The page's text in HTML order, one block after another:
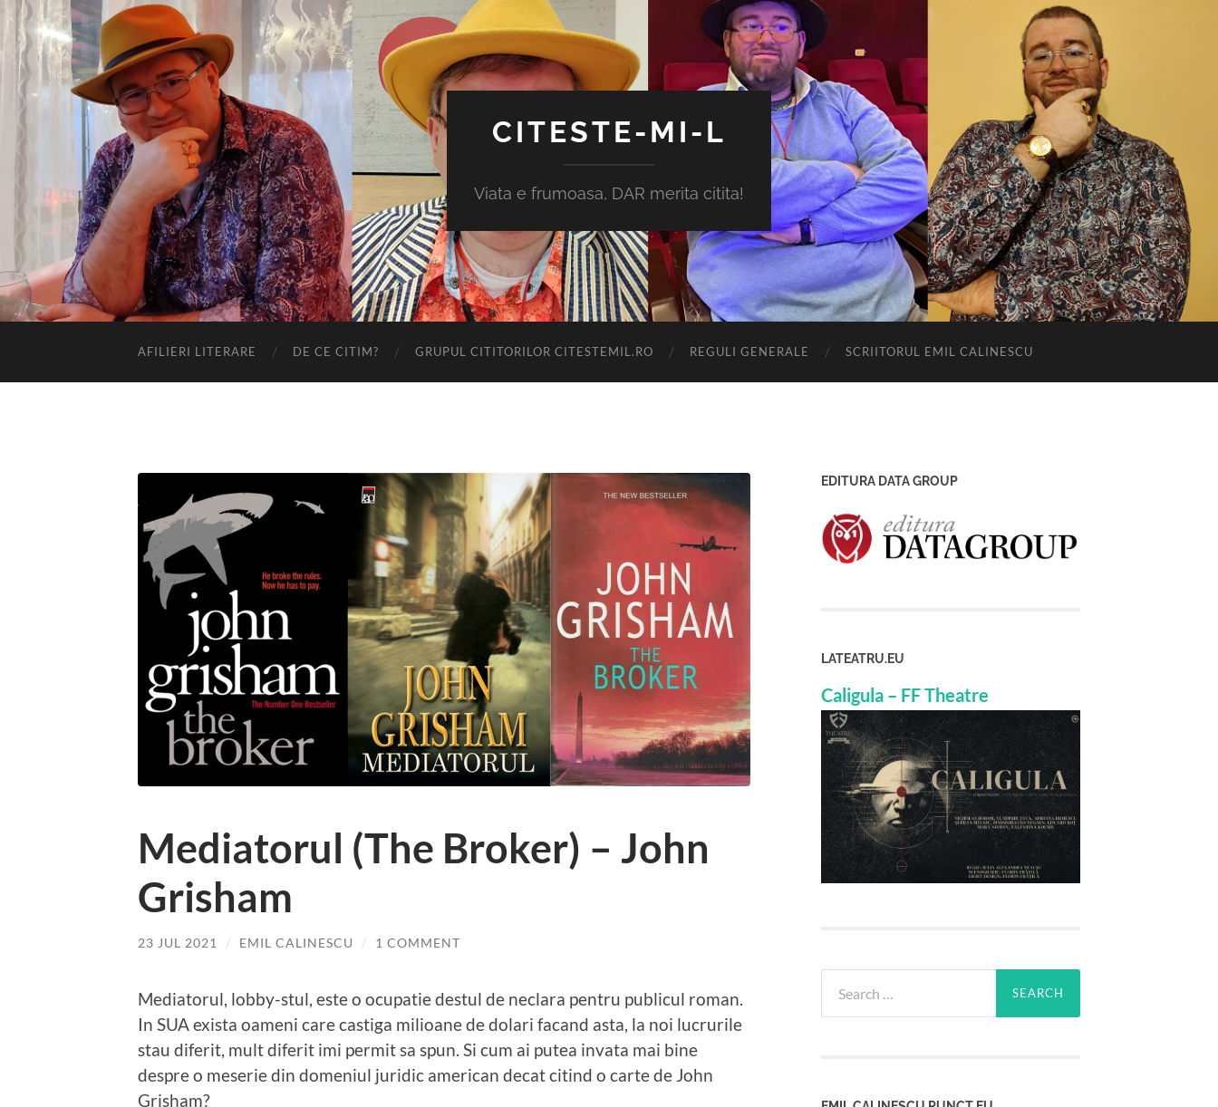
CITESTE-MI-L
Viata e frumoasa, DAR merita citita!
AFILIERI LITERARE DE CE CITIM? GRUPUL CITITORILOR CITESTEMIL.RO REGULI GENERALE SCRIITORUL EMIL CALINESCU
Mediatorul (The Broker) – John
Grisham
23 JUL 2021 / EMIL CALINESCU / 1 COMMENT
Mediatorul, lobby-stul, este o ocupatie destul de neclara pentru publicul roman.
In SUA exista oameni care castiga milioane de dolari facand asta, la noi lucrurile
stau diferit, mult diferit imi permit sa spun. Si cum ai putea invata mai bine
despre o meserie din domeniul juridic american decat citind o carte de John
Grisham?
EDITURA DATA GROUP
LATEATRU.EU
Caligula – FF Theatre
for: